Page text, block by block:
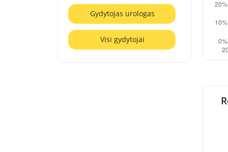
Gydytojas urologas
Visi gydytojai